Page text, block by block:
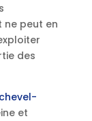
ne peut en
des
et